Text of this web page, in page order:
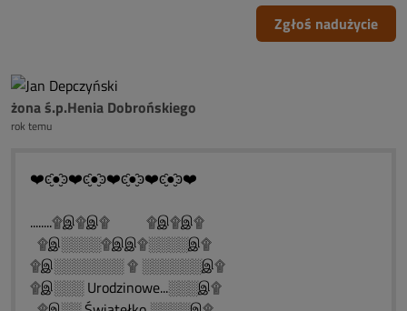
Zgłoś nadużycie
żona ś.p.Henia Dobrońskiego
rok temu
❤️ͼ̮̑●̮̑ͽ❤️ͼ̮̑●̮̑ͽ❤️ͼ̮̑●̮̑ͽ❤️ͼ̮̑●̮̑ͽ❤️
........۩இ۩இ۩ ۩இ۩இ۩
۩இ░░░░۩இஇ۩░░░░இ۩
۩இ░░░░░░░ ۩ ░░░░░░இ۩
۩இ░░░ Urodzinowe...░░░இ۩